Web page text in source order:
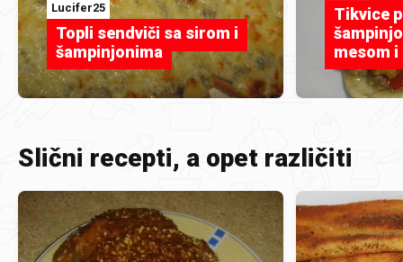
Lucifer25
Topli sendviči sa sirom i
šampinjonima
Tikvice
mesom
Slični recepti, a opet različiti